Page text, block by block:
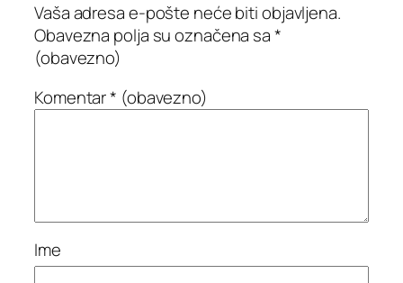
Vaša adresa e-pošte neće biti objavljena.
Obavezna polja su označena sa*
(obavezno)
Komentar* (obavezno)
Ime